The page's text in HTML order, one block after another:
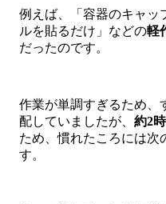
例えば、「容器のキャッ
ルを貼るだけ」などの軽
だったのです。
作業が単調すぎるため、
配していましたが、 約2
ため、慣れたころには次
す。